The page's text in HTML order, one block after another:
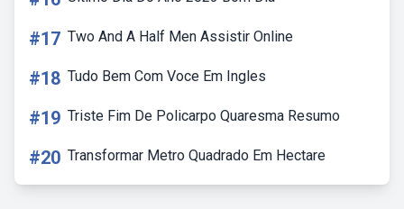
#17 Two And A Half Men Assistir Online
#18 Tudo Bem Com Voce Em Ingles
#19 Triste Fim De Policarpo Quaresma Resumo
#20 Transformar Metro Quadrado Em Hectare